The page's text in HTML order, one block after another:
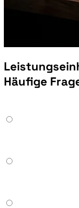
Häufige